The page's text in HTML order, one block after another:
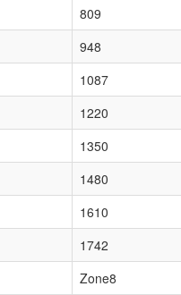
809
948
1087
1220
1350
1480
1610
1742
Zone8